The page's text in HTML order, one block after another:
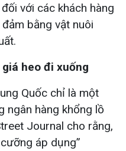
với các khách hàng
bằng vật nuôi
heo đi xuống
Quốc chỉ là một
ngân hàng khổng lồ
Journal cho rằng,
áp dụng”